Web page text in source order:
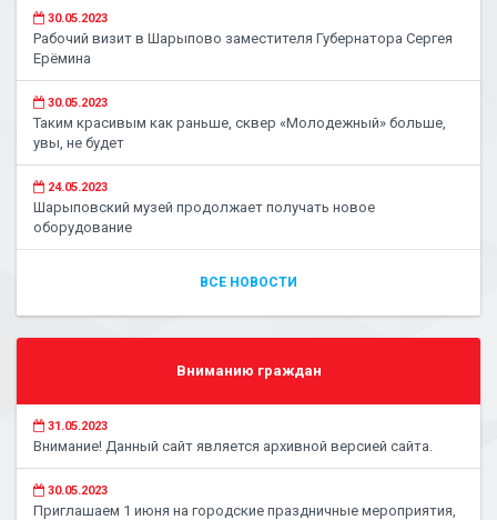
30.05.2023
Рабочий визит в Шарыпово заместителя Губернатора Сергея
Ерёмина
30.05.2023
Таким красивым как раньше, сквер «Молодежный» больше,
увы, не будет
24.05.2023
Шарыповский музей продолжает получать новое
оборудование
ВСЕ НОВОСТИ
Вниманию граждан
31.05.2023
Внимание! Данный сайт является архивной версией сайта.
30.05.2023
Приглашаем 1 июня на городские праздничные мероприятия,